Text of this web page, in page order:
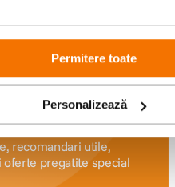
Permitere toate
Personalizează
creatorilor
recomandari utile,
pregatite special